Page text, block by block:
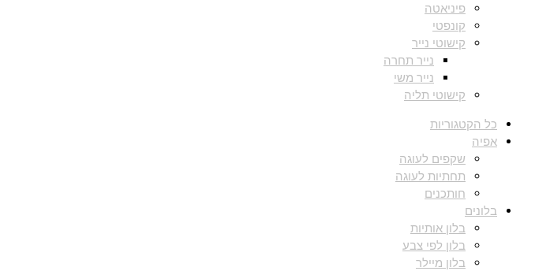
פיניאטה
קונפטי
קישוטי נייר
נייר תחרה
נייר משי
קישוטי תליה
כל הקטגוריות
אפיה
שקפים לעוגה
תחתיות לעוגה
חותכנים
בלונים
בלון אותיות
בלון לפי צבע
בלון מיילר